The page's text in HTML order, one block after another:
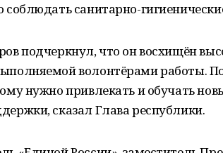
соблюдать санитарно-
подчеркнул, что он восхищён
волонтёрами работы.
нужно привлекать и обучать
сказал Глава республики.